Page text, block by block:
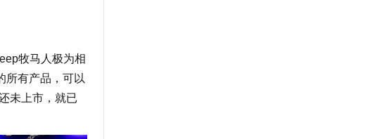
牧马人极为相
所有产品，可以
未上市，就已